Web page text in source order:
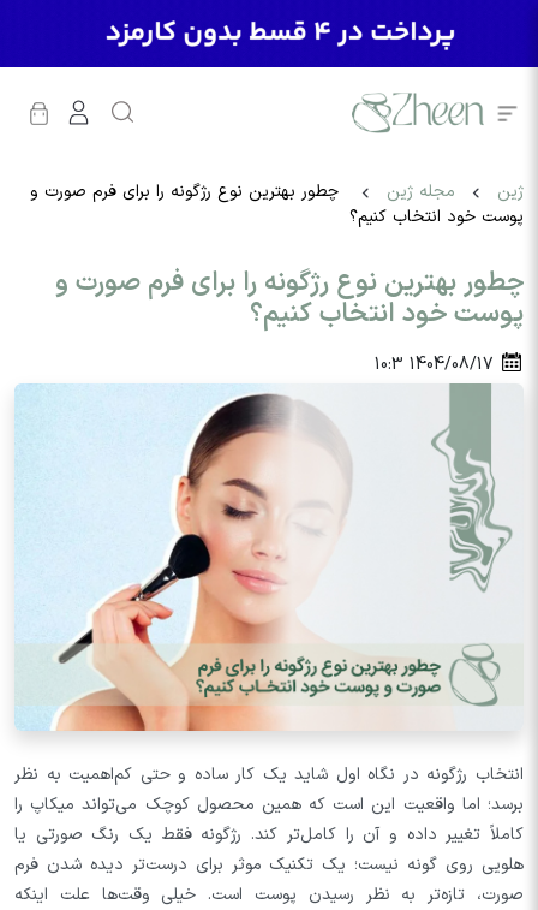
ژین مجله ژین
چطور بهترین نوع رژگونه را برای فرم صورت و
پوست خود انتخاب کنیم؟
چطور بهترین نوع رژگونه را برای فرم صورت و
پوست خود انتخاب کنیم؟
1404/08/17
10:3
انتخاب رژگونه در نگاه اول شاید یک کار ساده و حتی کم‌اهمیت به نظر
برسد؛ اما واقعیت این است که همین محصول کوچک می‌تواند میکاپ را
کاملاً تغییر داده و آن را کامل‌تر کند. رژگونه فقط یک رنگ صورتی یا
هلویی روی گونه نیست؛ یک تکنیک موثر برای درست‌تر دیده شدن فرم
صورت، تازه‌تر به نظر رسیدن پوست است. خیلی وقت‌ها علت اینکه